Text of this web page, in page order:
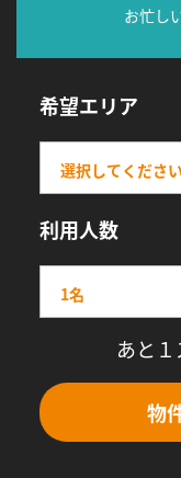
お忙し
希望エリア
利用人数
あと
物